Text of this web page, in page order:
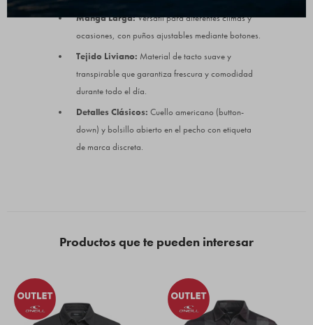
Manga Larga:Versátil para diferentes climas y
ocasiones, con puños ajustables mediante botones.
Tejido Liviano: Material de tacto suave y
transpirable que garantiza frescura y comodidad
durante todo el día.
Detalles Clásicos: Cuello americano (button-
down) y bolsillo abierto en el pecho con etiqueta
de marca discreta.
Productos que te pueden interesar